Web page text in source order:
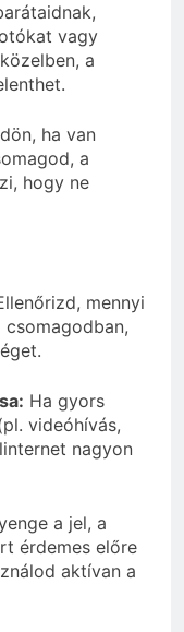
vagy
a
ha van
a
hogy ne
mennyi
Ha gyors
videóhívás,
nagyon
a jel, a
érdemes előre
aktívan a